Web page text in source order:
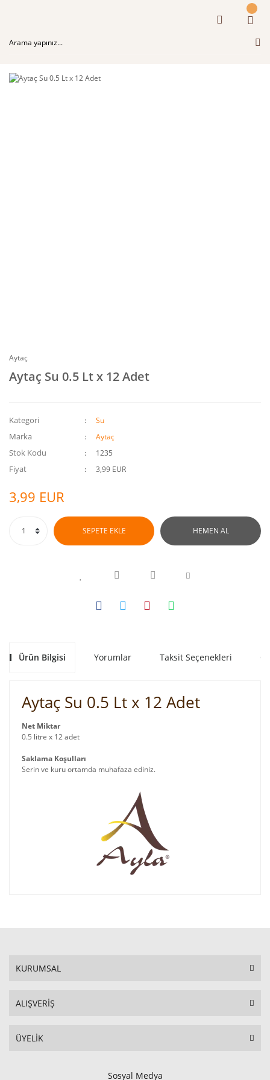
Aytaç
Aytaç Su 0.5 Lt x 12 Adet
Kategori Su
Marka Aytaç
Stok Kodu 1235
Fiyat 3,99 EUR
3,99 EUR
SEPETE EKLE HEMEN AL
Ürün Bilgisi Yorumlar Taksit Seçenekleri
Aytaç Su 0.5 Lt x 12 Adet
Net Miktar
0.5 litre x 12 adet
Saklama Koşulları
Serin ve kuru ortamda muhafaza ediniz.
KURUMSAL
ALIŞVERİŞ
ÜYELİK
Sosyal Medya